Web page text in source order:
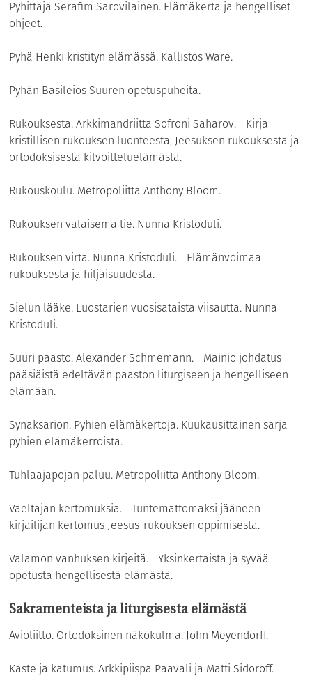
Pyhittäjä Serafim Sarovilainen. Elämäkerta ja hengelliset
ohjeet.
Pyhä Henki kristityn elämässä. Kallistos Ware.
Pyhän Basileios Suuren opetuspuheita.
Rukouksesta. Arkkimandriitta Sofroni Saharov. Kirja
kristillisen rukouksen luonteesta, Jeesuksen rukouksesta ja
ortodoksisesta kilvoitteluelämästä.
Rukouskoulu. Metropoliitta Anthony Bloom.
Rukouksen valaisema tie. Nunna Kristoduli.
Rukouksen virta. Nunna Kristoduli. Elämänvoimaa
rukouksesta ja hiljaisuudesta.
Sielun lääke. Luostarien vuosisataista viisautta. Nunna
Kristoduli.
Suuri paasto. Alexander Schmemann. Mainio johdatus
pääsiäistä edeltävän paaston liturgiseen ja hengelliseen
elämään.
Synaksarion. Pyhien elämäkertoja. Kuukausittainen sarja
pyhien elämäkerroista.
Tuhlaajapojan paluu. Metropoliitta Anthony Bloom.
Vaeltajan kertomuksia. Tuntemattomaksi jääneen
kirjailijan kertomus Jeesus-rukouksen oppimisesta.
Valamon vanhuksen kirjeitä. Yksinkertaista ja syvää
opetusta hengellisestä elämästä.
Sakramenteista ja liturgisesta elämästä
Avioliitto. Ortodoksinen näkökulma. John Meyendorff.
Kaste ja katumus. Arkkipiispa Paavali ja Matti Sidoroff.